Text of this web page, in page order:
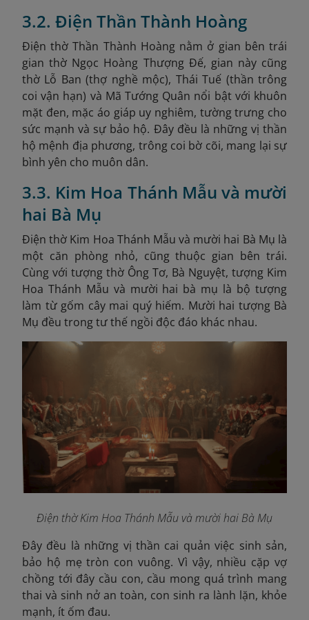
3.2. Điện Thần Thành Hoàng
Điện thờ Thần Thành Hoàng nằm ở gian bên trái
gian thờ Ngọc Hoàng Thượng Đế, gian này cũng
thờ Lỗ Ban (thợ nghề mộc), Thái Tuế (thần trông
coi vận hạn) và Mã Tướng Quân nổi bật với khuôn
mặt đen, mặc áo giáp uy nghiêm, tường trưng cho
sức mạnh và sự bảo hộ. Đây đều là những vị thần
hộ mệnh địa phương, trông coi bờ cõi, mang lại sự
bình yên cho muôn dân.
3.3. Kim Hoa Thánh Mẫu và mười
hai Bà Mụ
Điện thờ Kim Hoa Thánh Mẫu và mười hai Bà Mụ là
một căn phòng nhỏ, cũng thuộc gian bên trái.
Cùng với tượng thờ Ông Tơ, Bà Nguyệt, tượng Kim
Hoa Thánh Mẫu và mười hai bà mụ là bộ tượng
làm từ gốm cây mai quý hiếm. Mười hai tượng Bà
Mụ đều trong tư thế ngồi độc đáo khác nhau.
Điện thờ Kim Hoa Thánh Mẫu và mười hai Bà Mụ
Đây đều là những vị thần cai quản việc sinh sản,
bảo hộ mẹ tròn con vuông. Vì vậy, nhiều cặp vợ
chồng tới đây cầu con, cầu mong quá trình mang
thai và sinh nở an toàn, con sinh ra lành lặn, khỏe
mạnh, ít ốm đau.